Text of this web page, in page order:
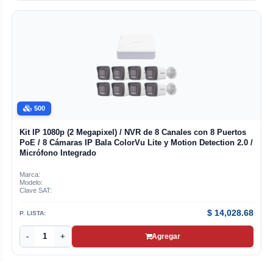
500
Kit IP 1080p (2 Megapixel) / NVR de 8 Canales con 8 Puertos
PoE / 8 Cámaras IP Bala ColorVu Lite y Motion Detection 2.0 /
Micrófono Integrado
Marca:
Modelo:
Clave SAT:
P. LISTA: $ 14,028.68
- + Agregar